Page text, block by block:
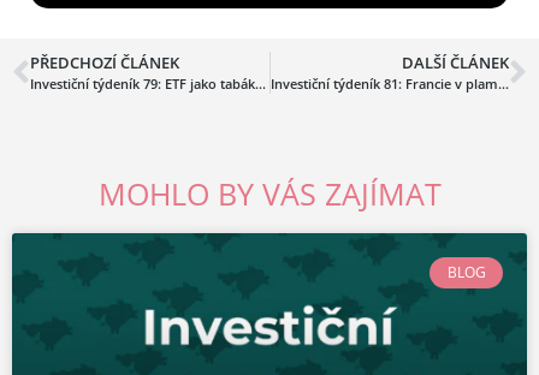
PŘEDCHOZÍ ČLÁNEK
Investiční týdeník 79: ETF jako tabákovky? Inflace, slabší výnosy investorů a riziková prémie u dluhopisů
DALŠÍ ČLÁNEK
Investiční týdeník 81: Francie v plamenech, Amerika v euforii a jedno velké české rozloučení
MOHLO BY VÁS ZAJÍMAT
BLOG